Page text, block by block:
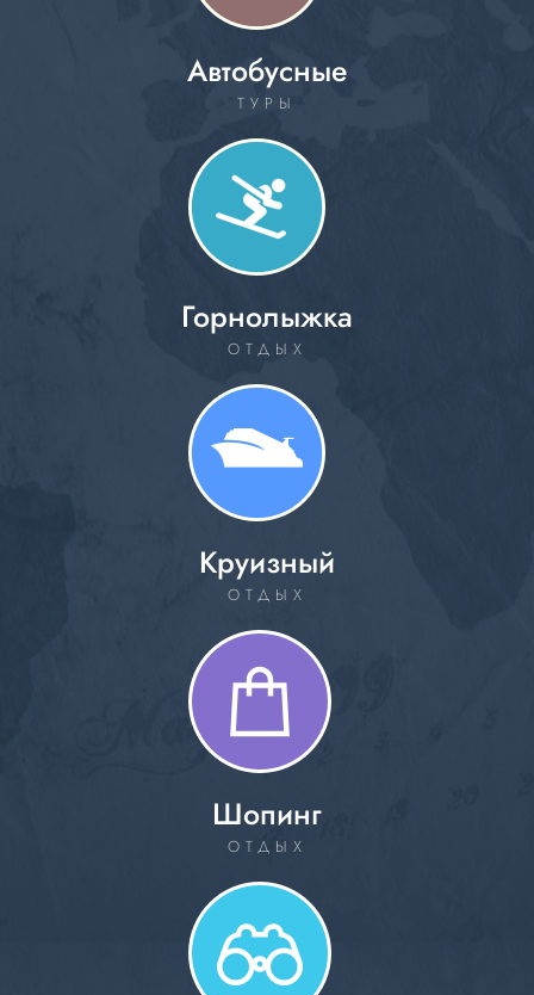
Автобусные
ТУРЫ
Горнолыжка
ОТДЫХ
Круизный
ОТДЫХ
Шопинг
ОТДЫХ